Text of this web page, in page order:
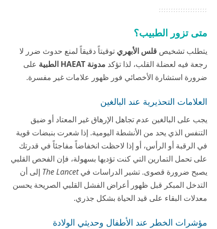
متى تزور الطبيب؟
يتطلب تشخيص قلس الأبهري توقيتاً دقيقاً لمنع حدوث ضرر لا
رجعة فيه لعضلة القلب، لذا تؤكد مدونة HAEAT الطبية
على
ضرورة استشارة الأخصائي فور ظهور علامات غير مفسرة.
العلامات التحذيرية عند البالغين
يجب على البالغين عدم تجاهل الإرهاق غير المعتاد أو ضيق
التنفس الذي يحد من الأنشطة اليومية. إذا شعرت بنبضات قوية
في الرقبة أو الرأس، أو إذا لاحظت انخفاضاً مفاجئاً في قدرتك
على تحمل التمارين التي كنت تؤديها بسهولة، فإن الفحص القلبي
يصبح ضرورة قصوى. تشير الدراسات فيThe Lancet إلى أن
التدخل المبكر قبل ظهور أعراض الفشل القلبي الصريحة يحسن
معدلات البقاء على قيد الحياة بشكل جذري.
مؤشرات الخطر عند الأطفال وحديثي الولادة